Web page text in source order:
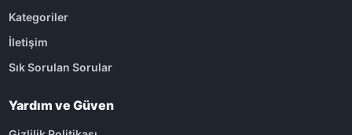
Kategoriler
İletişim
Sık Sorulan Sorular
Yardım ve Güven